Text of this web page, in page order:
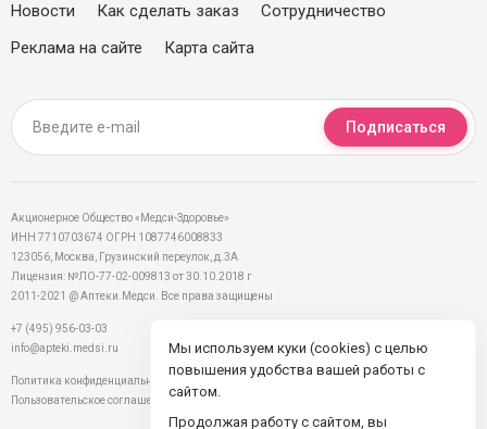
Новости
Как сделать заказ
Сотрудничество
Реклама на сайте
Карта сайта
Подписаться
Акционерное Общество «Медси-Здоровье»
ИНН 7710703674 ОГРН 1087746008833
123056, Москва, Грузинский переулок, д.3А
Лицензия: №ЛО-77-02-009813 от 30.10.2018 г
2011-2021 @ Аптеки.Медси. Все права защищены
+7 (495) 956-03-03
info@apteki.medsi.ru
Политика конфиденциальности
Пользовательское соглашение
Мы используем куки (cookies) с целью
повышения удобства вашей работы с
сайтом.
Продолжая работу с сайтом, вы